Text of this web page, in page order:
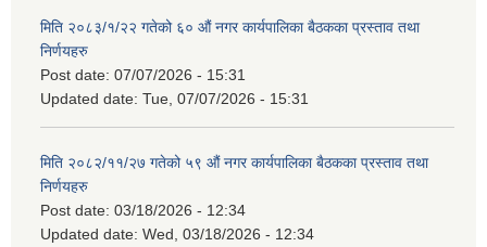
मिति २०८३/१/२२ गतेको ६० औं नगर कार्यपालिका बैठकका प्रस्ताव तथा
निर्णयहरु
Post date: 07/07/2026 - 15:31
Updated date: Tue, 07/07/2026 - 15:31
मिति २०८२/११/२७ गतेको ५९ औं नगर कार्यपालिका बैठकका प्रस्ताव तथा
निर्णयहरु
Post date: 03/18/2026 - 12:34
Updated date: Wed, 03/18/2026 - 12:34